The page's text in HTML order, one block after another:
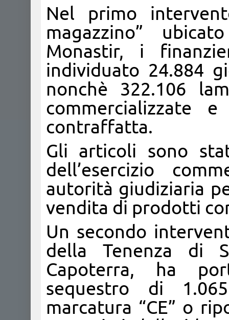
Nel primo
magazzino”
Monastir, i
individuato 24.884
nonchè 322.106
commercializzate
contraffatta.
Gli articoli sono
dell’esercizio
autorità giudiziaria
vendita di prodotti
Un secondo
della Tenenza di
Capoterra, ha
sequestro di
marcatura “CE” o